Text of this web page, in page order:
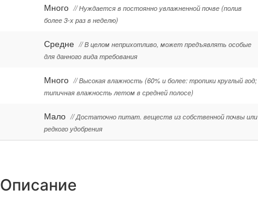
Много // Нуждается в постоянно увлажненной почве (полив
более 3-х раз в неделю)
Средне // В целом неприхотливо, может предъявлять особые
для данного вида требования
Много // Высокая влажность (60% и более: тропики круглый год;
типичная влажность летом в средней полосе)
Мало // Достаточно питат. веществ из собственной почвы или
редкого удобрения
Описание